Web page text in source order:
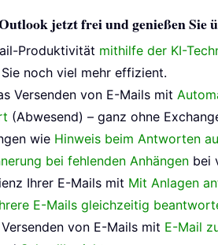
jetzt frei und genießen
Produktivität mithilfe der KI-
noch viel mehr effizient.
Versenden von E-Mails mit
(Abwesend) – ganz ohne
wie Hinweis beim Antworten
bei fehlenden Anhängen bei
Ihrer E-Mails mit Mit Anlagen
E-Mails gleichzeitig
von E-Mails mit E-Mail